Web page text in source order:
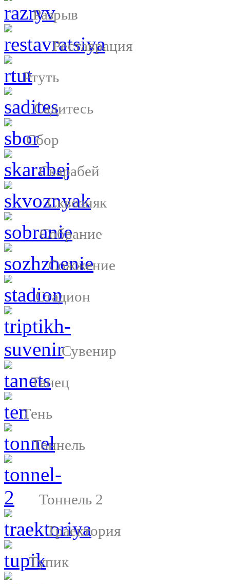
Разрыв
Реставрация
Ртуть
Садитесь
Сбор
Скарабей
Сквозняк
Собрание
Сожжение
Стадион
Сувенир
Танец
Тень
Тоннель
Тоннель 2
Траектория
Тупик